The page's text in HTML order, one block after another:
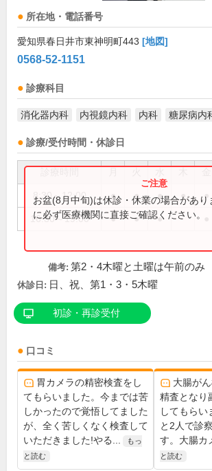
所在地・電話番号
愛知県春日井市東神明町443 [地図]
0568-52-1151
診療科目
消化器内科 内視鏡内科 内科 糖尿病内
診療/受付時間・休診日
8:30～12:00 ● ● ● ● ●
16:30～19:00 ● ● ●
お盆(8月中旬)は休診・休業の場合があり
に必ず医療機関に直接ご確認ください。
備考: 第2・4木曜と土曜は午前のみ
休診日: 日、祝、第1・3・5木曜
初診・再診受付
口コミ
胃カメラの精密検査をし
てもらいました。今までは苦
しかったので覚悟してました
が、全く苦しくなく検査して
いただきました!やる...
もっ
と読む
大腸が
精査となり
してもらい
と2人で診
す。大腸カ
と読む